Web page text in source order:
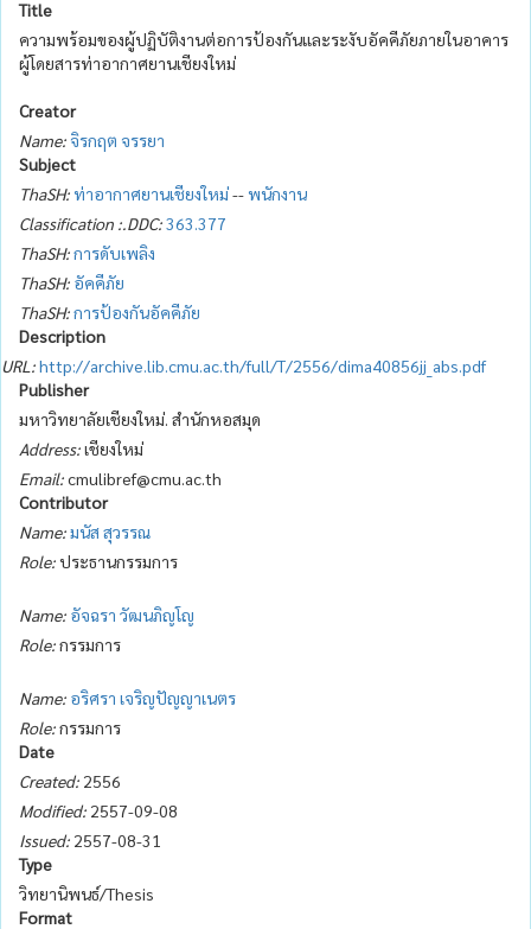
Title
ความพร้อมของผู้ปฏิบัติงานต่อการป้องกันและระงับอัคคีภัยภายในอาคาร
ผู้โดยสารท่าอากาศยานเชียงใหม่
Creator
Name: จิรกฤต จรรยา
Subject
ThaSH:ท่าอากาศยานเชียงใหม่--พนักงาน
Classification :.DDC:363.377
ThaSH:การดับเพลิง
ThaSH: อัคคีภัย
ThaSH:การป้องกันอัคคีภัย
Description
URL:http://archive.lib.cmu.ac.th/full/T/2556/dima40856jj_abs.pdf
Publisher
มหาวิทยาลัยเชียงใหม่. สำนักหอสมุด
Address:เชียงใหม่
Email:cmulibref@cmu.ac.th
Contributor
Name:มนัส สุวรรณ
Role:ประธานกรรมการ
Name: อัจฉรา วัฒนภิญโญ
Role:กรรมการ
Name: อริศรา เจริญปัญญาเนตร
Role:กรรมการ
Date
Created: 2556
Modified: 2557-09-08
Issued: 2557-08-31
Type
วิทยานิพนธ์/Thesis
Format